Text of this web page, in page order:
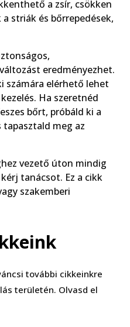
a zsír, csökken
striák és bőrrepedések,
eredményezhet.
számára elérhető lehet
Ha szeretnéd
bőrt, próbáld ki a
meg az
vezető úton mindig
tanácsot. Ez a cikk
szakemberi
további cikkeinkre
területén. Olvasd el